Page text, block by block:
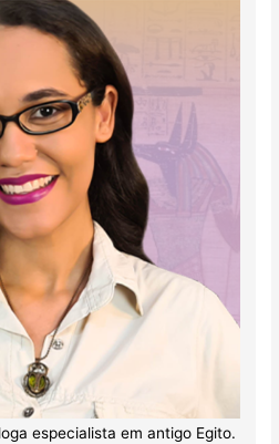
especialista em antigo Egito.